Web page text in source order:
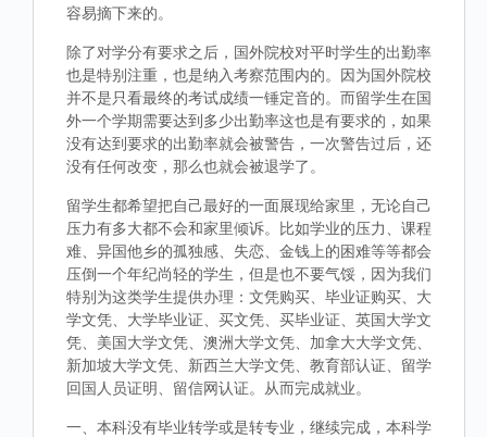
容易摘下来的。
除了对学分有要求之后，国外院校对平时学生的出勤率
也是特别注重，也是纳入考察范围内的。因为国外院校
并不是只看最终的考试成绩一锤定音的。而留学生在国
外一个学期需要达到多少出勤率这也是有要求的，如果
没有达到要求的出勤率就会被警告，一次警告过后，还
没有任何改变，那么也就会被退学了。
留学生都希望把自己最好的一面展现给家里，无论自己
压力有多大都不会和家里倾诉。比如学业的压力、课程
难、异国他乡的孤独感、失恋、金钱上的困难等等都会
压倒一个年纪尚轻的学生，但是也不要气馁，因为我们
特别为这类学生提供办理：文凭购买、毕业证购买、大
学文凭、大学毕业证、买文凭、买毕业证、英国大学文
凭、美国大学文凭、澳洲大学文凭、加拿大大学文凭、
新加坡大学文凭、新西兰大学文凭、教育部认证、留学
回国人员证明、留信网认证。从而完成就业。
一、本科没有毕业转学或是转专业，继续完成，本科学